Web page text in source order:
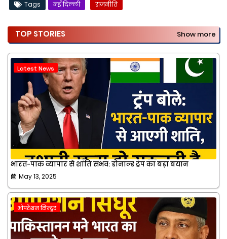
Tags नई दिल्ली राजनीति
TOP STORIES Show more
Latest News
भारत-पाक व्यापार से शांति संभव: डोनाल्ड ट्रंप का बड़ा बयान
May 13, 2025
ओपरेशन सिन्दूर